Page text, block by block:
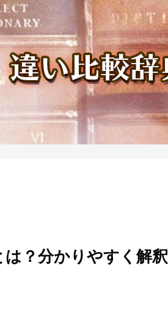
は？分かりやすく解釈